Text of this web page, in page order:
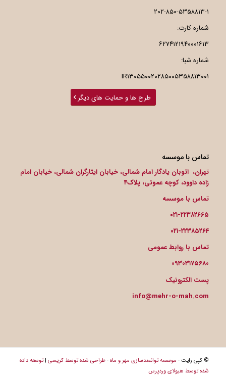
۲۰۲-۸۵۰-۵۳۵۸۸۱۳-۱
شماره کارت:
۶۲۷۴۱۲۱۹۴۰۰۰۱۶۱۳
شماره شبا:
IR۱۳۰۵۵۰۰۲۰۲۸۵۰۰۵۳۵۸۸۱۳۰۰۱
طرح ها و حمایت های دیگر
تماس با موسسه
تهران، اتوبان یادگار امام شمالی، خیابان ایثارگران شمالی، خیابان امام
زاده داوود، کوچه عموئی، پلاک۴
تماس با موسسه
۰۲۱-۲۲۳۸۲۶۶۵
۰۲۱-۲۲۳۸۵۲۶۴
تماس با روابط عمومی
۰۹۳۰۳۱۷۵۶۸۰
پست الکترونیک
info@mehr-o-mah.com
© کپی رایت - موسسه توانمندسازی مهر و ماه-طراحی شده توسط کریسی| توسعه داده
شده توسط هیولای وردپرس